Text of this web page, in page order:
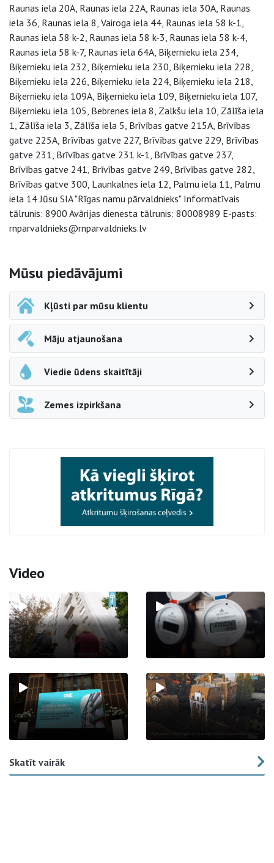
Raunas iela 20A, Raunas iela 22A, Raunas iela 30A, Raunas
iela 36, Raunas iela 8, Vairoga iela 44, Raunas iela 58 k-1,
Raunas iela 58 k-2, Raunas iela 58 k-3, Raunas iela 58 k-4,
Raunas iela 58 k-7, Raunas iela 64A, Biķernieku iela 234,
Biķernieku iela 232, Biķernieku iela 230, Biķernieku iela 228,
Biķernieku iela 226, Biķernieku iela 224, Biķernieku iela 218,
Biķernieku iela 109A, Biķernieku iela 109, Biķernieku iela 107,
Biķernieku iela 105, Bebrenes iela 8, Zalkšu iela 10, Zālīša iela
1, Zālīša iela 3, Zālīša iela 5, Brīvības gatve 215A, Brīvības
gatve 225A, Brīvības gatve 227, Brīvības gatve 229, Brīvības
gatve 231, Brīvības gatve 231 k-1, Brīvības gatve 237,
Brīvības gatve 241, Brīvības gatve 249, Brīvības gatve 282,
Brīvības gatve 300, Launkalnes iela 12, Palmu iela 11, Palmu
iela 14 Jūsu SIA "Rīgas namu pārvaldnieks" Informatīvais
tālrunis: 8900 Avārijas dienesta tālrunis: 80008989 E-pasts:
rnparvaldnieks@rnparvaldnieks.lv
Sāna navigācija
Mūsu piedāvājumi
Kļūsti par mūsu klientu
Māju atjaunošana
Viedie ūdens skaitītāji
Zemes izpirkšana
Video
Skatīt vairāk